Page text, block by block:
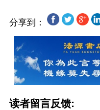
分享到：
读者留言反馈: